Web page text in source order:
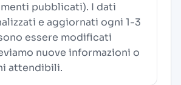
pubblicati). I dati
e aggiornati ogni 1-3
essere modificati
nuove informazioni o
attendibili.